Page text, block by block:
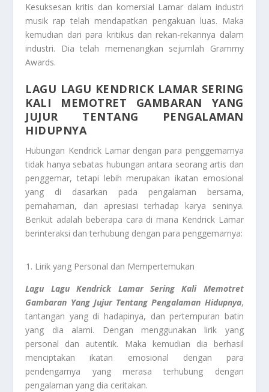
Kesuksesan kritis dan komersial Lamar dalam industri
musik rap telah mendapatkan pengakuan luas. Maka
kemudian dari para kritikus dan rekan-rekannya dalam
industri. Dia telah memenangkan sejumlah Grammy
Awards.
LAGU LAGU KENDRICK LAMAR SERING
KALI MEMOTRET GAMBARAN YANG
JUJUR TENTANG PENGALAMAN
HIDUPNYA
Hubungan Kendrick Lamar dengan para penggemarnya
tidak hanya sebatas hubungan antara seorang artis dan
penggemar, tetapi lebih merupakan ikatan emosional
yang di dasarkan pada pengalaman bersama,
pemahaman, dan apresiasi terhadap karya seninya.
Berikut adalah beberapa cara di mana Kendrick Lamar
berinteraksi dan terhubung dengan para penggemarnya:
Lirik yang Personal dan Mempertemukan
Lagu Lagu Kendrick Lamar Sering Kali Memotret
Gambaran Yang Jujur Tentang Pengalaman Hidupnya,
tantangan yang di hadapinya, dan pertempuran batin
yang dia alami. Dengan menggunakan lirik yang
personal dan autentik. Maka kemudian dia berhasil
menciptakan ikatan emosional dengan para
pendengarnya yang merasa terhubung dengan
pengalaman yang dia ceritakan.